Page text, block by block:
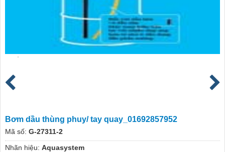
Bơm dầu thùng phuy/ tay quay_01692857952
Mã số: G-27311-2
Nhãn hiệu: Aquasystem